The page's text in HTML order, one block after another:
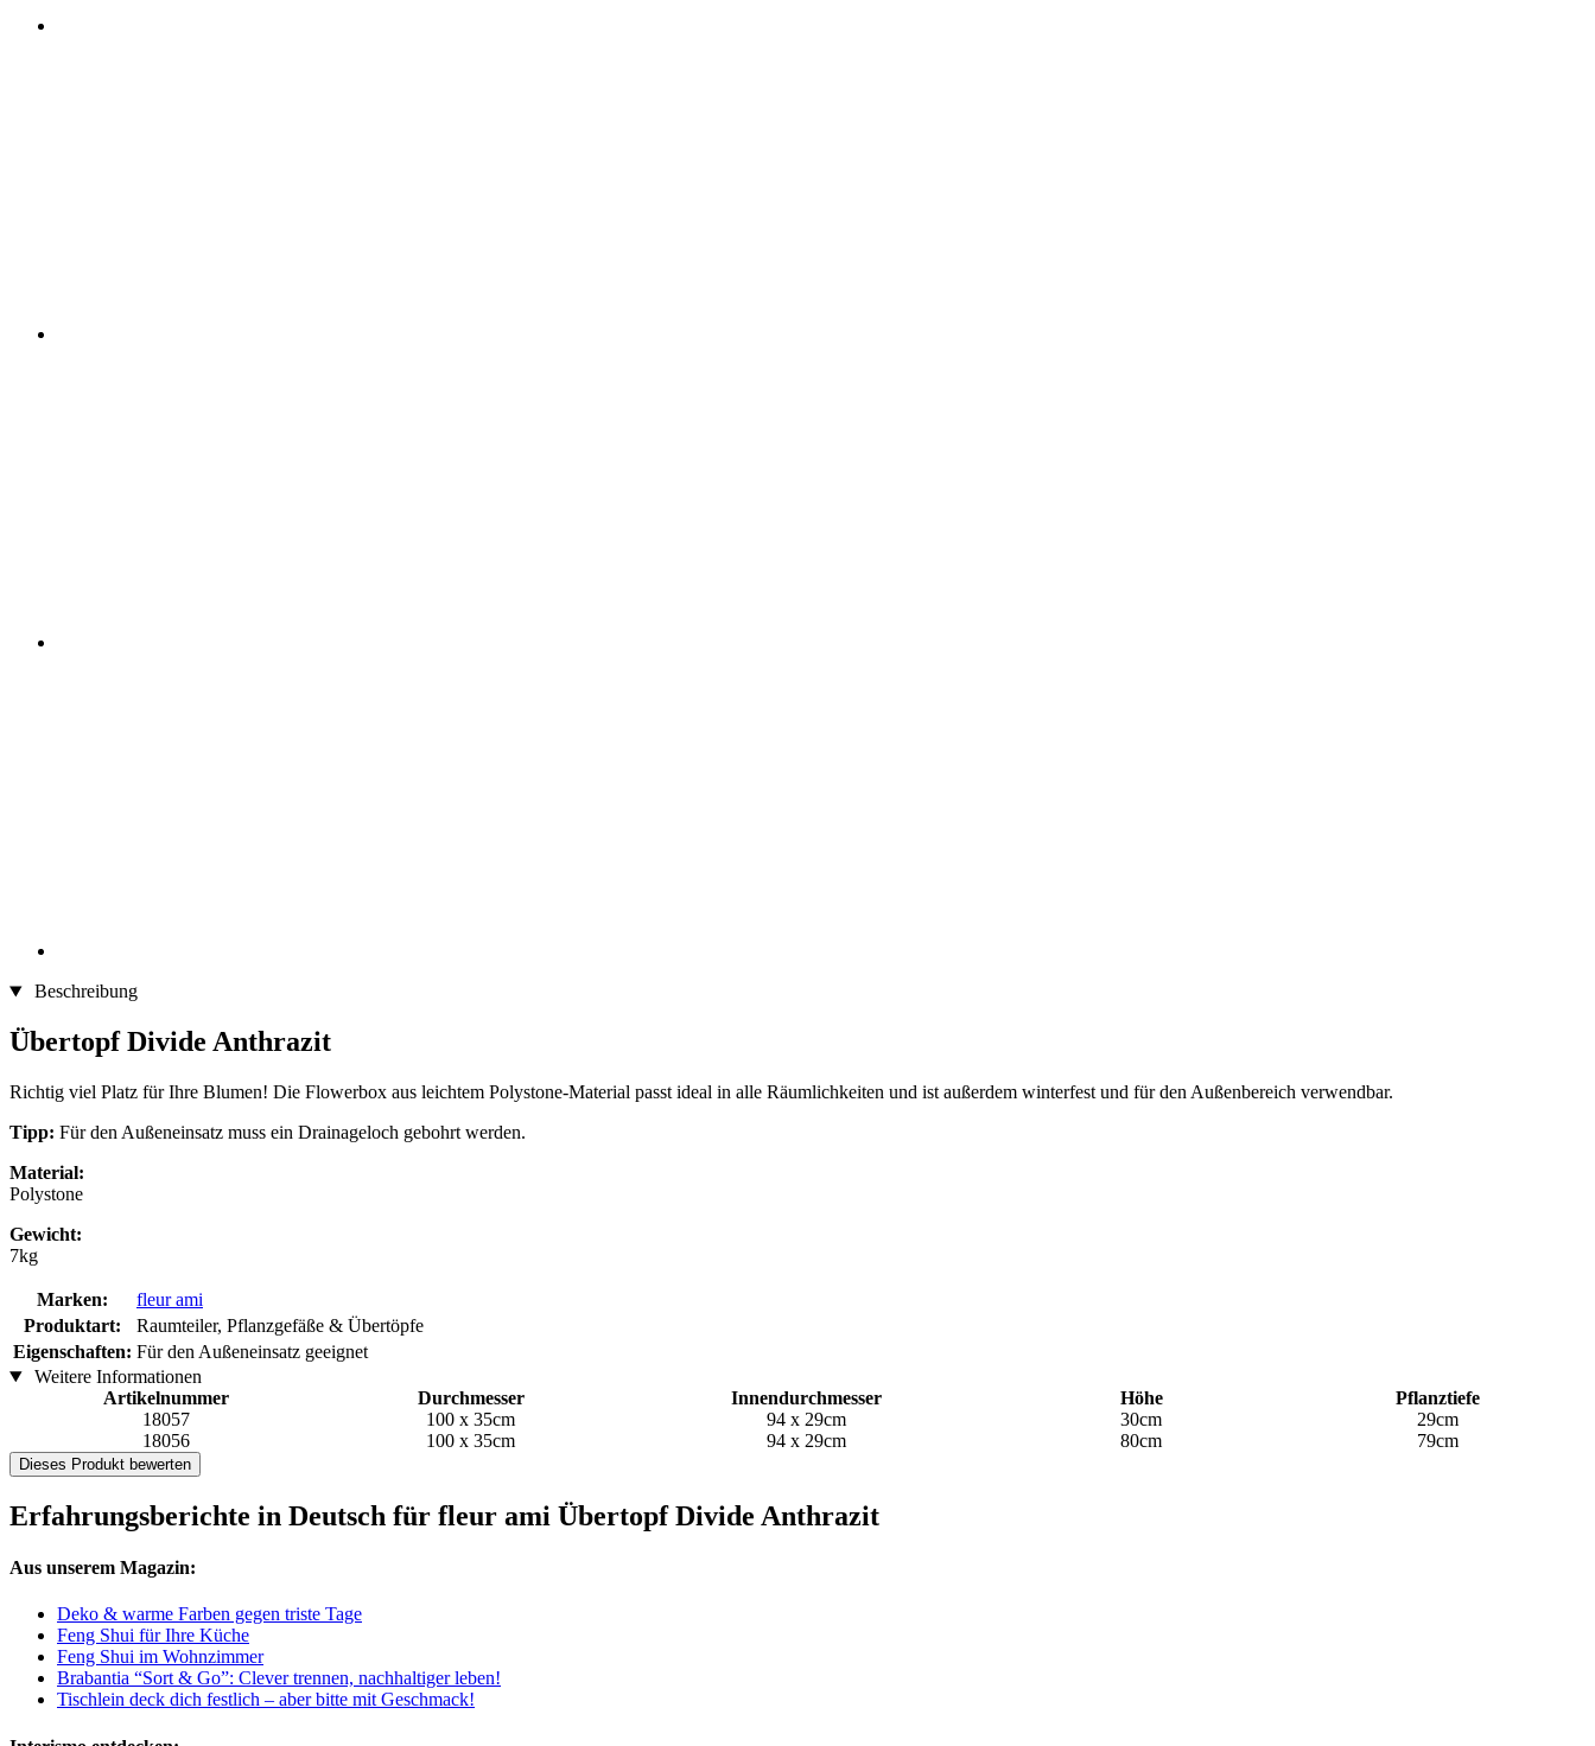
Beschreibung
Übertopf Divide Anthrazit
Richtig viel Platz für Ihre Blumen! Die Flowerbox aus leichtem Polystone-Material passt ideal in alle Räumlichkeiten und ist außerdem winterfest und für den Außenbereich verwendbar.
Tipp: Für den Außeneinsatz muss ein Drainageloch gebohrt werden.
Material:
Polystone
Gewicht:
7kg
Marken:
fleur ami
Produktart:
Raumteiler, Pflanzgefäße & Übertöpfe
Eigenschaften: Für den Außeneinsatz geeignet
Weitere Informationen
Artikelnummer
Durchmesser Innendurchmesser Höhe
Pflanztiefe
18057
100 x 35cm 94 x 29cm 30cm
29cm
18056
100 x 35cm 94 x 29cm 80cm 79cm
Dieses Produkt bewerten
Erfahrungsberichte in Deutsch für fleur ami Übertopf Divide Anthrazit
Aus unserem Magazin:
Deko & warme Farben gegen triste Tage
Feng Shui für Ihre Küche
Feng Shui im Wohnzimmer
Brabantia “Sort & Go”: Clever trennen, nachhaltiger leben!
Tischlein deck dich festlich – aber bitte mit Geschmack!